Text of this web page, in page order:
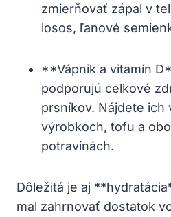
zmierňovať zápal v
losos, ľanové
**Vápnik a vitamín
podporujú celkové
prsníkov. Nájdete ich
výrobkoch, tofu a
potravinách.
Dôležitá je aj
mal zahrnovať dostatok